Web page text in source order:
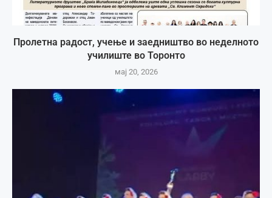
Пролетна радост, учење и заедништво во неделното
училиште во Торонто
мај 20, 2026